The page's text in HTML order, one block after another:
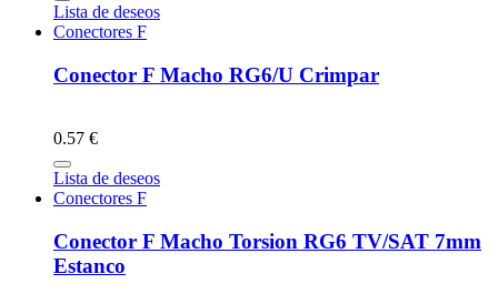
Lista de deseos
Conectores F
Conector F Macho RG6/U Crimpar
0.57 €
Lista de deseos
Conectores F
Conector F Macho Torsion RG6 TV/SAT 7mm
Estanco